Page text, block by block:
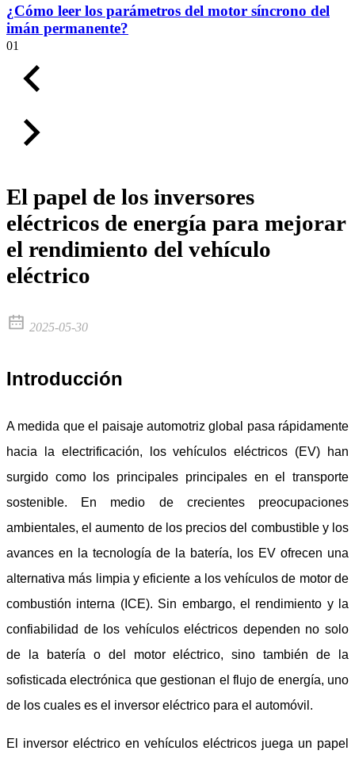
¿Cómo leer los parámetros del motor síncrono del
imán permanente?
01
El papel de los inversores
eléctricos de energía para mejorar
el rendimiento del vehículo
eléctrico
2025-05-30
Introducción
A medida que el paisaje automotriz global pasa rápidamente
hacia la electrificación, los vehículos eléctricos (EV) han
surgido como los principales principales en el transporte
sostenible. En medio de crecientes preocupaciones
ambientales, el aumento de los precios del combustible y los
avances en la tecnología de la batería, los EV ofrecen una
alternativa más limpia y eficiente a los vehículos de motor de
combustión interna (ICE). Sin embargo, el rendimiento y la
confiabilidad de los vehículos eléctricos dependen no solo
de la batería o del motor eléctrico, sino también de la
sofisticada electrónica que gestionan el flujo de energía, uno
de los cuales es el inversor eléctrico para el automóvil.
El inversor eléctrico en vehículos eléctricos juega un papel